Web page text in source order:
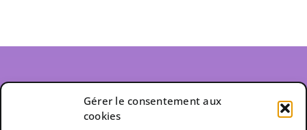
Gérer le consentement aux
cookies
. Adresse
464 rue Franklin